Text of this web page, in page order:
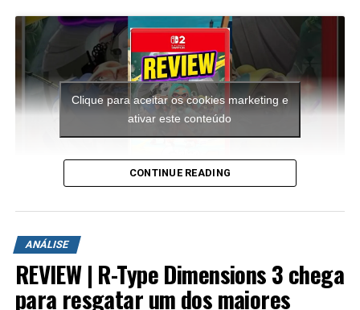
RELATED TOPICS: HOMEM ARANHA RK PLAY
UP NEXT
SONIC EXE mais ASSUSTADOR de todos | SALLY exe EOT
Part 2
DON'T MISS
Clique para aceitar os cookies marketing e
ativar este conteúdo
A aventura leva o jogador para ilhas inéditas e diferentes
possível encontrar novas armas, aprimorar os
equipamentos com upgrades e completar diversas
missões que variam bastante em estrutura. Algumas
CONTINUE READING
ANÁLISE
REVIEW | R-Type Dimensions 3 chega
para resgatar um dos maiores